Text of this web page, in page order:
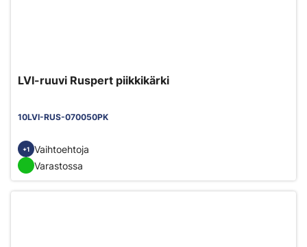
LVI-ruuvi Ruspert piikkikärki
10LVI-RUS-070050PK
+1
Vaihtoehtoja
Varastossa